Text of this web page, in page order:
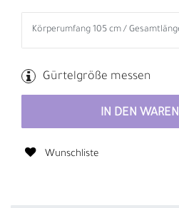
Gürtelgröße messen
IN DEN
Wunschliste